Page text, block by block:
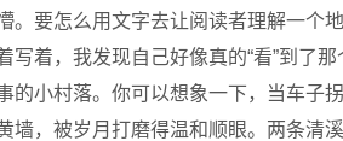
要怎么用文字去让阅读者理解一个
写着，我发现自己好像真的“看”到了
的小村落。你可以想象一下，当车子
墙，被岁月打磨得温和顺眼。两条清